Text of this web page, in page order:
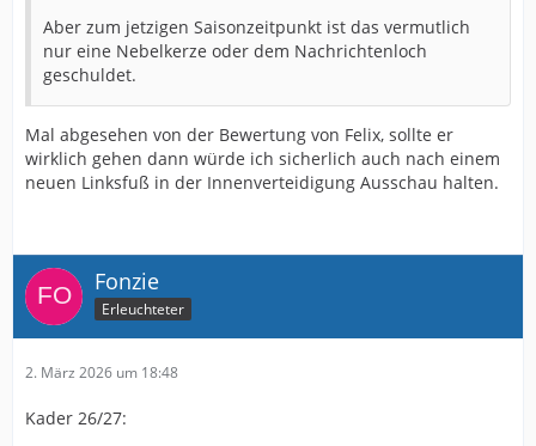
Aber zum jetzigen Saisonzeitpunkt ist das vermutlich
nur eine Nebelkerze oder dem Nachrichtenloch
geschuldet.
Mal abgesehen von der Bewertung von Felix, sollte er
wirklich gehen dann würde ich sicherlich auch nach einem
neuen Linksfuß in der Innenverteidigung Ausschau halten.
Fonzie
Erleuchteter
2. März 2026 um 18:48
Kader 26/27: